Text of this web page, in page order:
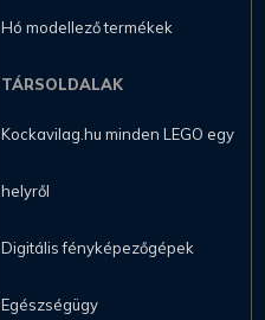
Hó modellező termékek
TÁRSOLDALAK
Kockavilag.hu minden LEGO egy
helyről
Digitális fényképezőgépek
Egészségügy